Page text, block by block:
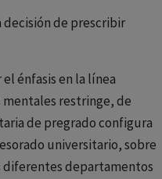
de prescribir
énfasis en la línea
mentales restringe, de
de pregrado configura
universitario, sobre
diferentes departamentos